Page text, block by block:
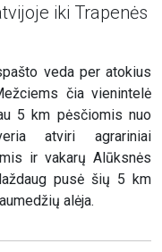
iki Trapenės
veda per atokius
čia vienintelė
5 km pėsčiomis nuo
atviri agrariniai
ir vakarų Alūksnės
pusė šių 5 km
alėja.